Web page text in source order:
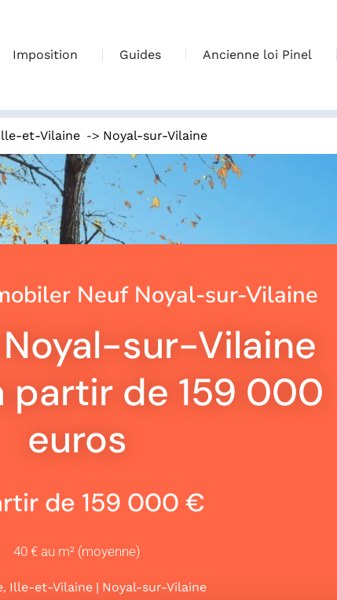
Imposition Guides Ancienne loi Pinel
et-Vilaine -> Noyal-sur-Vilaine
Neuf Noyal-sur-Vilaine
Noyal-sur-Vilaine
partir de 159 000
euros
de 159 000 €
40 € au m² (moyenne)
, Ille-et-Vilaine| Noyal-sur-Vilaine